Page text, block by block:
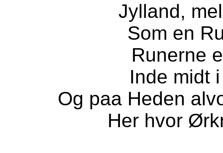
Jylland,
Som en
Runerne
Inde midt
Og paa Heden
Her hvor